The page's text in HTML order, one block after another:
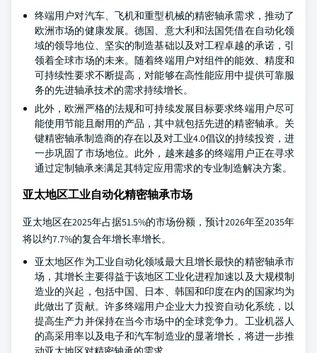
终端用户对汽车、飞机和重型机械的精密轴承需求，推动了
欧洲市场的健康发展。德国、意大利和法国凭借在自动化领
域的领导地位、坚实的制造基础以及对工程卓越的承诺，引
领着全球市场的未来。随着终端用户对组件的能效、精度和
可持续性要求不断提高，对能够在高性能应用中提供可靠服
务的先进轴承技术的需求持续增长。
此外，欧洲严格的法规和可持续发展目标要求终端用户尽可
能使用节能且耐用的产品，其中就包括先进的精密轴承。关
键精密轴承制造商的存在以及对工业4.0倡议的持续投资，进
一步巩固了市场地位。此外，越来越多的终端用户正在寻求
通过定制轴承来满足其特定应用需求的专业制造解决方案。
亚太地区工业自动化精密轴承市场
亚太地区在2025年占据51.5%的市场份额，预计2026年至2035年
将以约7.7%的复合年增长率增长。
亚太地区作为工业自动化领域最大且增长最快的精密轴承市
场，其增长主要得益于该地区工业化进程加速以及大规模制
造业的兴起，包括中国、日本、韩国和印度在内的国家均为
此做出了贡献。许多终端用户企业大力投资自动化系统，以
提高生产力并保持在当今市场中的全球竞争力。工业机器人
的高采用率以及电子和汽车制造业的显著增长，将进一步推